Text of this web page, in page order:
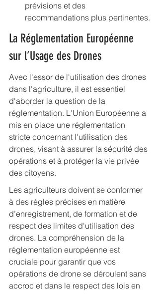
prévisions et des
recommandations plus pertinentes.
La Réglementation Européenne
sur l’Usage des Drones
Avec l'essor de l'utilisation des drones
dans l'agriculture, il est essentiel
d'aborder la question de la
réglementation. L'Union Européenne a
mis en place une réglementation
stricte concernant l'utilisation des
drones, visant à assurer la sécurité des
opérations et à protéger la vie privée
des citoyens.
Les agriculteurs doivent se conformer
à des règles précises en matière
d’enregistrement, de formation et de
respect des limites d'utilisation des
drones. La compréhension de la
réglementation européenne est
cruciale pour garantir que vos
opérations de drone se déroulent sans
accroc et dans le respect des lois en